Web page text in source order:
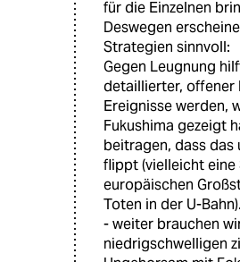
für die Einzelnen
Deswegen
Strategien sinnvoll:
Gegen Leugnung
detaillierter, offener
Ereignisse werden,
Fukushima gezeigt
beitragen, dass das
flippt (vielleicht eine
europäischen
Toten in der U-Bahn).
- weiter brauchen
niedrigschwelligen